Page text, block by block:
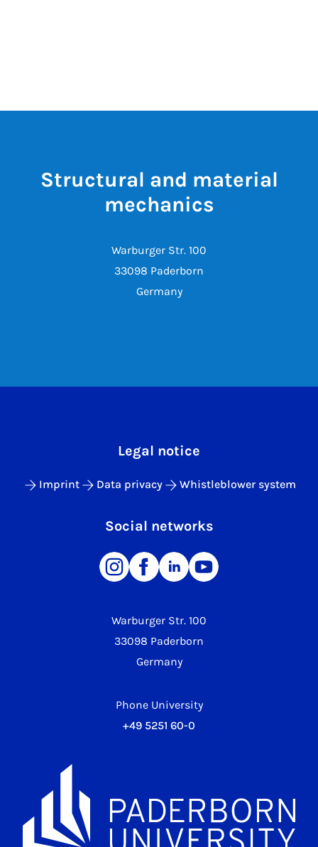
Structural and material
mechanics
Warburger Str. 100
33098 Paderborn
Germany
Warburger Str. 100
33098 Paderborn
Germany
Phone University
+49 5251 60-0
Legal notice
Imprint Data privacy Whistleblower system
Social networks